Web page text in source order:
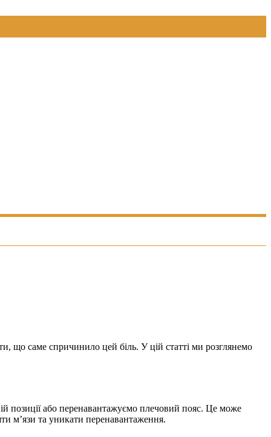
що саме спричинило цей біль. У цій статті ми розглянемо
позиції або перенавантажуємо плечовий пояс. Це може
м’язи та уникати перенавантаження.